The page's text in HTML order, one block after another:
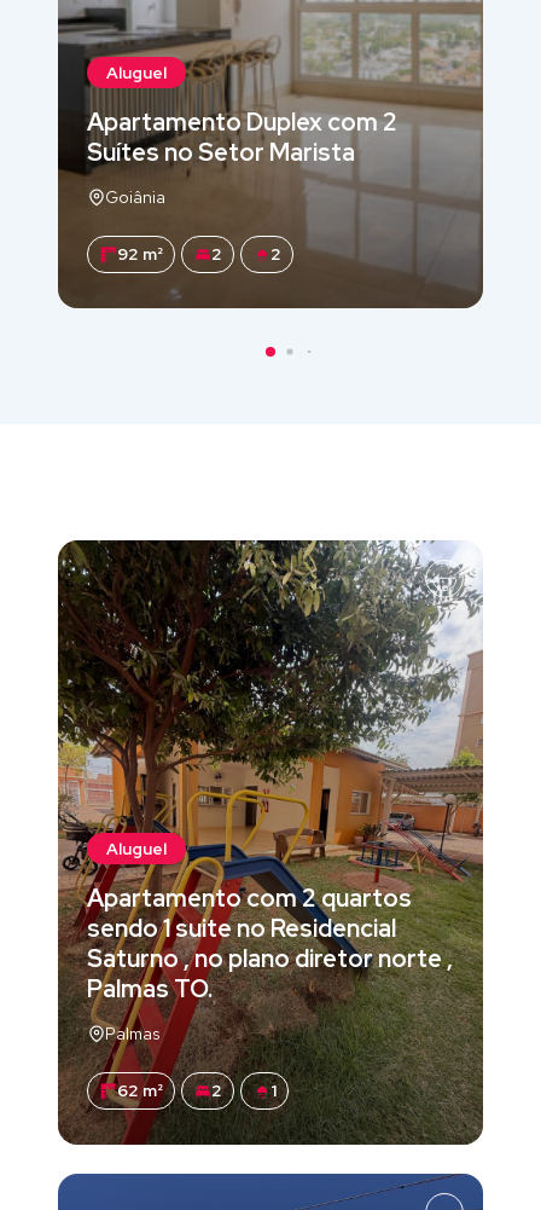
Aluguel
Apartamento Duplex com 2
Suítes no Setor Marista
Goiânia
92 m² 2 2
Aluguel
Apartamento com 2 quartos
sendo 1 suite no Residencial
Saturno , no plano diretor norte ,
Palmas TO.
Palmas
62 m² 2 1